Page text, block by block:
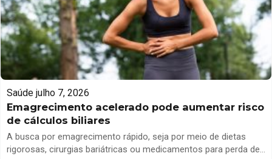
Saúde julho 7, 2026
Emagrecimento acelerado pode aumentar risco
de cálculos biliares
A busca por emagrecimento rápido, seja por meio de dietas
rigorosas, cirurgias bariátricas ou medicamentos para perda de